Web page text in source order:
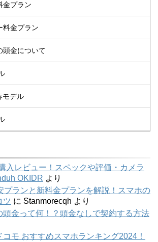
金プラン
料金プラン
頭金について
モデル
入レビュー！スペックや評価・カメラ
OKIDR より
プランと新料金プランを解説！スマホの
ツ に Stanmorecqh より
頭金って何！？頭金なしで契約する方法
コモ おすすめスマホランキング2024！